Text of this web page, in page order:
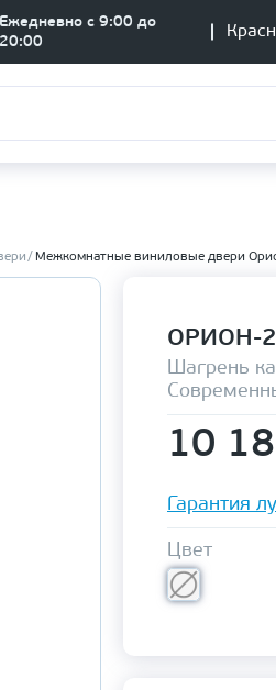
Ежедневно с 9:00 до
20:00
Межкомнатные виниловые двери
ОРИОН-2
Шагрень
10
Гарантия
Цвет